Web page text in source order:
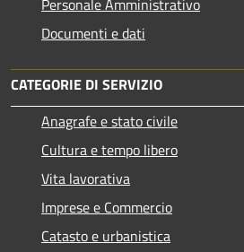
Documenti e dati
CATEGORIE DI SERVIZIO
Anagrafe e stato civile
Cultura e tempo libero
Vita lavorativa
Imprese e Commercio
Catasto e urbanistica